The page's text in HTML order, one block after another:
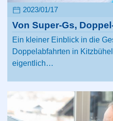
2023/01/17
Von Super-Gs,
Ein kleiner Einblick in die
Doppelabfahrten in
eigentlich…